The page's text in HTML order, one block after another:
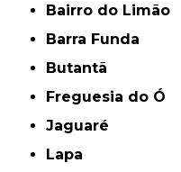
Bairro do Limão
Barra Funda
Butantã
Freguesia do Ó
Jaguaré
Lapa